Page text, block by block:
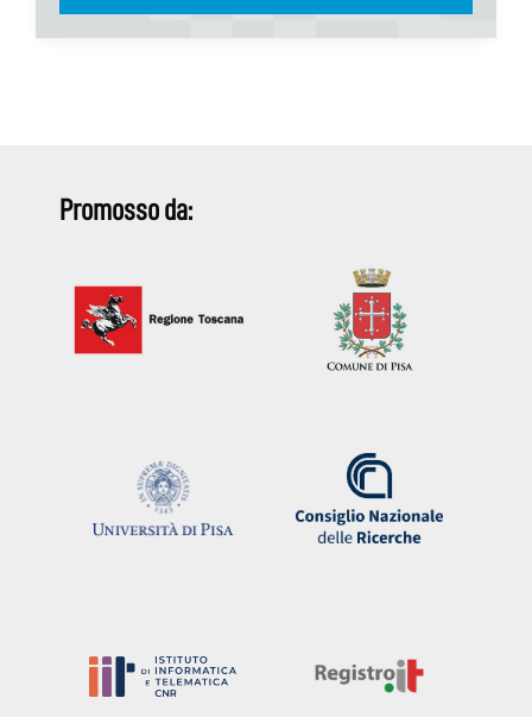
Promosso da: